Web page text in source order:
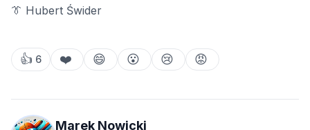
👔 Hubert Świder
👍 6 ❤️ 😄 😮 😢 😡
Marek Nowicki